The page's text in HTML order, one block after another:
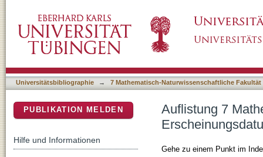
Universitätsbibliographie → 7 Mathematisch-Naturwissenschaftliche Fakultät
Auflistung 7
Gehe zu einem Punkt im
PUBLIKATION MELDEN
Hilfe und Informationen